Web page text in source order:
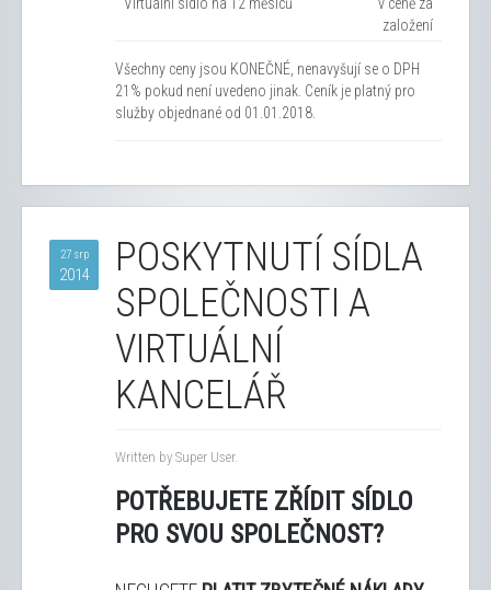
založení
Všechny ceny jsou KONEČNÉ, nenavyšují se o DPH
21% pokud není uvedeno jinak. Ceník je platný pro
služby objednané od 01.01.2018.
27 srp
2014
POSKYTNUTÍ SÍDLA
SPOLEČNOSTI A
VIRTUÁLNÍ
KANCELÁŘ
Written by Super User.
POTŘEBUJETE ZŘÍDIT SÍDLO
PRO SVOU SPOLEČNOST?